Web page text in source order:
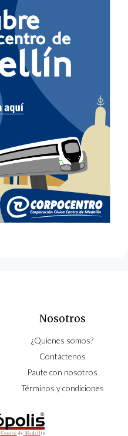
Nosotros
¿Quíenes somos?
Contáctenos
Paute con nosotros
Términos y condiciones